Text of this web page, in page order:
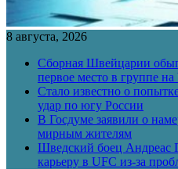
8 августа, 2026
Сборная Швейцарии
первое место в группе
Стало известно о
удар по югу России
В Госдуме заявили о
мирным жителям
Шведский боец Андреас
карьеру в UFC из-за